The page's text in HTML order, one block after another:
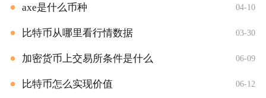
axe是什么币种 04-10
比特币从哪里看行情数据 03-30
加密货币上交易所条件是什么 06-09
比特币怎么实现价值 06-12